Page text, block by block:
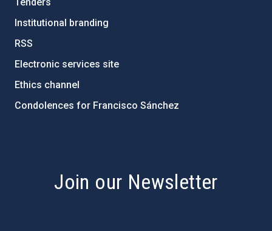
Institutional branding
RSS
Electronic services site
Ethics channel
Condolences for Francisco Sánchez
Join our Newsletter